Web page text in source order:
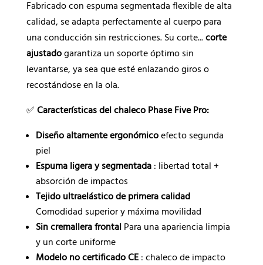
Fabricado con espuma segmentada flexible de alta
calidad, se adapta perfectamente al cuerpo para
una conducción sin restricciones. Su corte...corte
ajustadogarantiza un soporte óptimo sin
levantarse, ya sea que esté enlazando giros o
recostándose en la ola.
✅ Características del chaleco Phase Five Pro:
Diseño altamente ergonómicoefecto segunda
piel
Espuma ligera y segmentada: libertad total +
absorción de impactos
Tejido ultraelástico de primera calidad
Comodidad superior y máxima movilidad
Sin cremallera frontalPara una apariencia limpia
y un corte uniforme
Modelo no certificado CE: chaleco de impacto